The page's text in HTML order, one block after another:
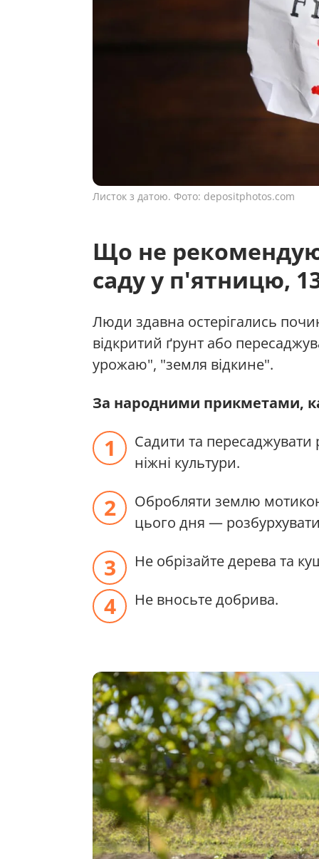
Листок з датою. Фото: depositphotos.com
Що не
саду у п'ятницю,
Люди здавна остерігались
відкритий ґрунт або
урожаю", "земля відкине".
За народними прикметами,
Садити та
ніжні культури.
Обробляти землю
цього дня —
Не обрізайте дерева та
Не вносьте добрива.